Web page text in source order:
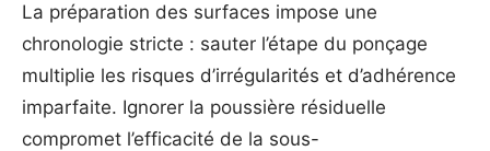
La préparation des surfaces impose une
chronologie stricte : sauter l’étape du ponçage
multiplie les risques d’irrégularités et d’adhérence
imparfaite. Ignorer la poussière résiduelle
compromet l’efficacité de la sous-